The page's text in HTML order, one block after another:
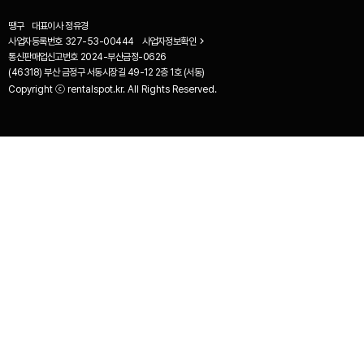
땡구 대표이사 정유경
사업자등록번호 327-53-00444
사업자정보확인
통신판매업신고번호 2024-부산금정-0626
(46318) 부산 금정구 서동시장길 49-12 2층 1호 (서동)
Copyright ⓒ rentalspot.kr. All Rights Reserved.